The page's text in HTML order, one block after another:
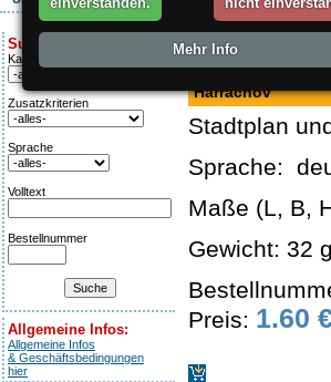
Suche:
Kategorie
Zusatzkriterien
Sprache
Volltext
Bestellnummer
Allgemeine Infos:
Allgemeine Infos
& Geschäftsbedingungen
hier
ergis.cz>
Landkarte
Harrachov
Stadtplan
Sprache:
Maße (L, B,
Gewicht: 32 g
Preis: 1.60
Mehr Info